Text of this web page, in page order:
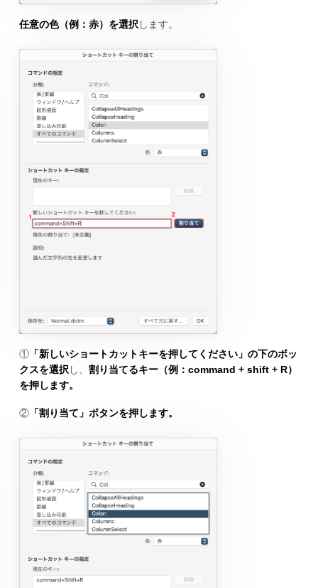
任意の色（例：赤）を選択します。
①「新しいショートカットキーを押してください」の下のボッ
クスを選択し、 割り当てるキー（例：command + shift + R）
を押します。
②「割り当て」ボタンを押します。